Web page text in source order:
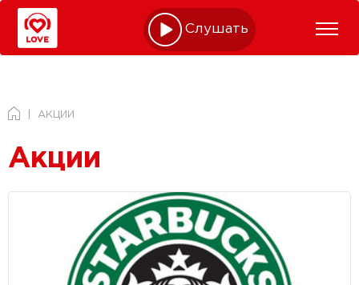
Слушать online
АКЦИИ
Акции